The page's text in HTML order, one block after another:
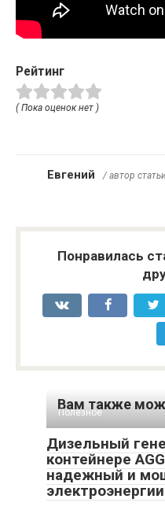
Рейтинг
( Пока оценок нет )
Евгений / автор
Понравилась
Вам также
Полезное
Дизельный
контейнере
надежный и